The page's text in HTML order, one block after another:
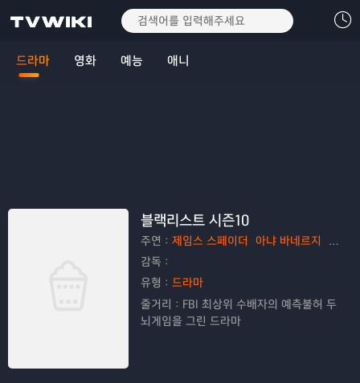
드라마 영화 예능 애니
블랙리스트 시즌10
주연： 제임스 스페이더 아냐 바네르지
디에
감독：
유형： 드라마
줄거리： FBI 최상위 수배자의 예측불허 두
뇌게임을 그린 드라마